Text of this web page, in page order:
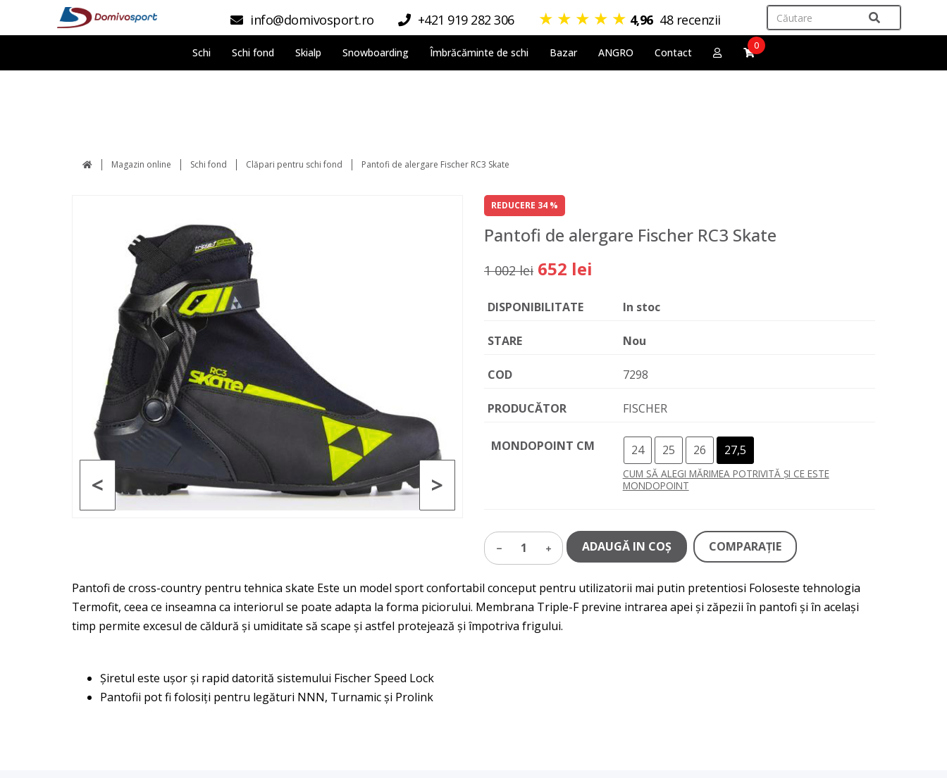
info@domivosport.ro +421 919 282 306 ★ ★ ★ ★ ★ 4,96 48 recenzii
Schi Schi fond Skialp Snowboarding Îmbrăcăminte de schi Bazar ANGRO Contact
0
Magazin online Schi fond Clăpari pentru schi fond Pantofi de alergare Fischer RC3 Skate
>
<
REDUCERE 34 %
Pantofi de alergare Fischer RC3 Skate
1 002 lei 652 lei
DISPONIBILITATE In stoc
STARE Nou
COD 7298
PRODUCĂTOR FISCHER
MONDOPOINT CM 24 25 26 27,5
CUM SĂ ALEGI MĂRIMEA POTRIVITĂ ȘI CE ESTE
MONDOPOINT
1 ADAUGĂ IN COŞ COMPARAŢIE
Pantofi de cross-country pentru tehnica skate Este un model sport confortabil conceput pentru utilizatorii mai putin pretentiosi Foloseste tehnologia
Termofit, ceea ce inseamna ca interiorul se poate adapta la forma piciorului. Membrana Triple-F previne intrarea apei și zăpezii în pantofi și în același
timp permite excesul de căldură și umiditate să scape și astfel protejează și împotriva frigului.
Șiretul este ușor și rapid datorită sistemului Fischer Speed Lock
Pantofii pot fi folosiți pentru legături NNN, Turnamic și Prolink